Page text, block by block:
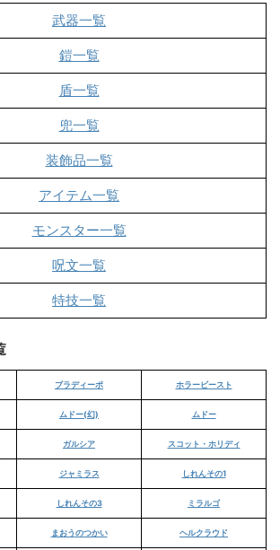
武器一覧
鎧一覧
盾一覧
兜一覧
装飾品一覧
アイテム一覧
モンスター一覧
呪文一覧
特技一覧
ブラディーポ ホラービースト
ムドー(幻) ムドー
ガルシア スコット・ホリディ
ジャミラス しれんその1
しれんその3 ミラルゴ
まおうのつかい ヘルクラウド